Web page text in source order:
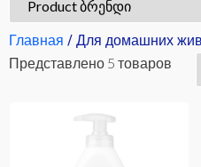
Главная / Для домашних
Представлено 5 товаров